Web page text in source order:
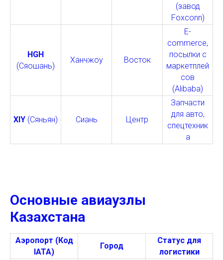
(завод
Foxconn)
HGH
(Сяошань)
Ханчжоу Восток
E-
commerce,
посылки с
маркетплей
сов
(Alibaba)
XIY (Сяньян) Сиань Центр
Запчасти
для авто,
спецтехник
а
Основные авиаузлы
Казахстана
Аэропорт (Код
IATA)
Город
Статус для
логистики